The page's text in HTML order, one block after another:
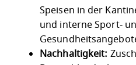
Speisen in der
und interne Sport-
Nachhaltigkeit: